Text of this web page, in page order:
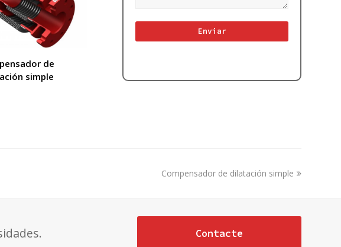
de
simple
next
Compensador de dilatación simple
Contacte